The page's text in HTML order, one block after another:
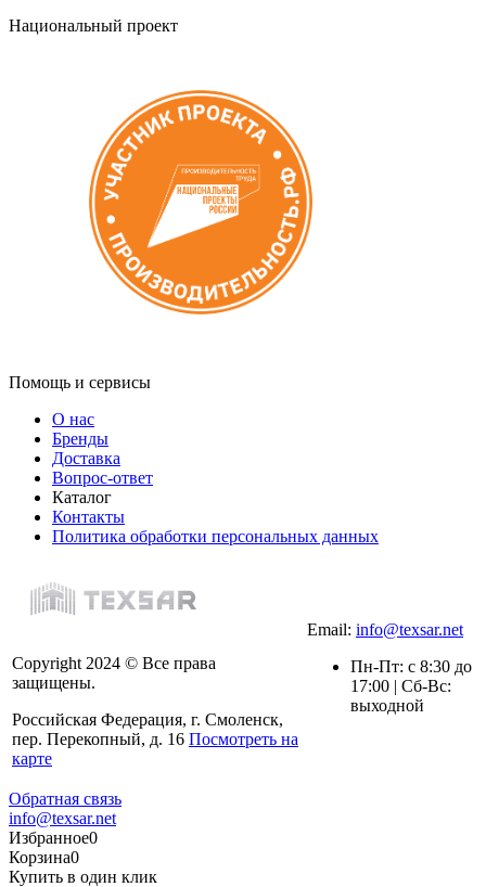
Национальный проект
Помощь и сервисы
О нас
Бренды
Доставка
Вопрос-ответ
Каталог
Контакты
Политика обработки персональных данных
Copyright 2024 © Все права
защищены.
Российская Федерация, г. Смоленск,
пер. Перекопный, д. 16 Посмотреть на
карте
Email: info@texsar.net
Пн-Пт: с 8:30 до
17:00 | Сб-Вс:
выходной
Обратная связь
info@texsar.net
Избранное0
Корзина0
Купить в один клик